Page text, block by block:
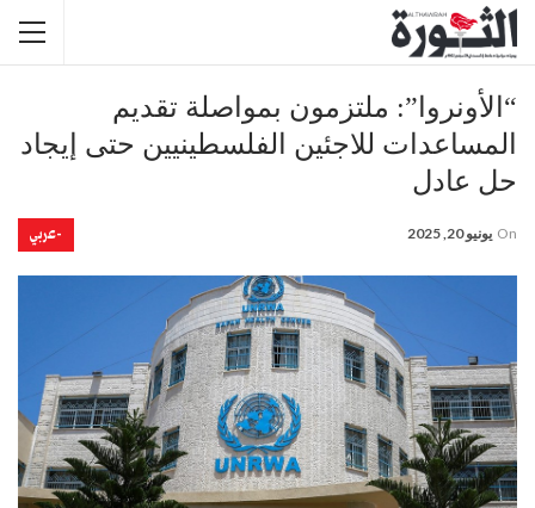
“الأونروا”: ملتزمون بمواصلة تقديم
المساعدات للاجئين الفلسطينيين حتى إيجاد
حل عادل
-عربي On يونيو 20, 2025